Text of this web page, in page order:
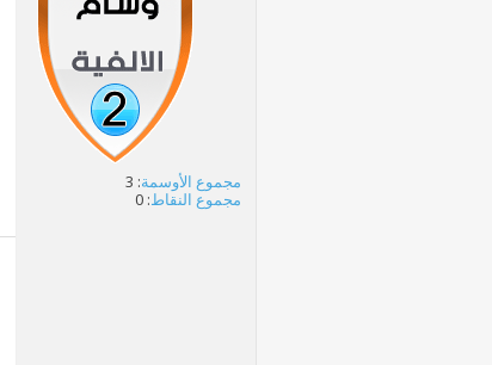
مجموع الأوسمة: 3
مجموع النقاط: 0